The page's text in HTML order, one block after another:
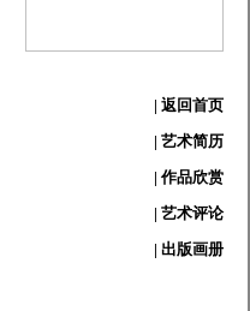
| 返回首页
| 艺术简历
| 作品欣赏
| 艺术评论
| 出版画册